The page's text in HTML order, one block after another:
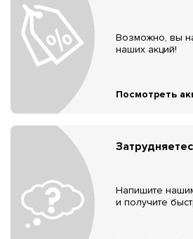
Возможно, вы
наших акций!
Посмотреть
Напишите
и получите